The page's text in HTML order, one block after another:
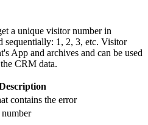
a unique visitor number in
sequentially: 1, 2, 3, etc. Visitor
App and archives and can be used
CRM data.
contains the error